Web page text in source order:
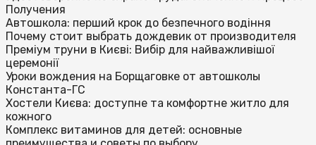
Получения
Автошкола: перший крок до безпечного водіння
Почему стоит выбрать дождевик от производителя
Преміум труни в Києві: Вибір для найважливішої
церемонії
Уроки вождения на Борщаговке от автошколы
Константа-ГС
Хостели Києва: доступне та комфортне житло для
кожного
Комплекс витаминов для детей: основные